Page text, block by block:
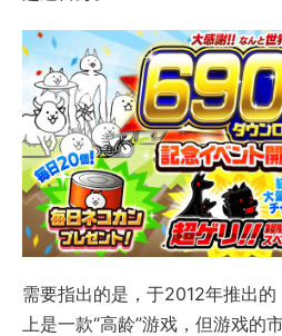
需要指出的是，于2012年推出
上是一款“高龄”游戏，但游戏的